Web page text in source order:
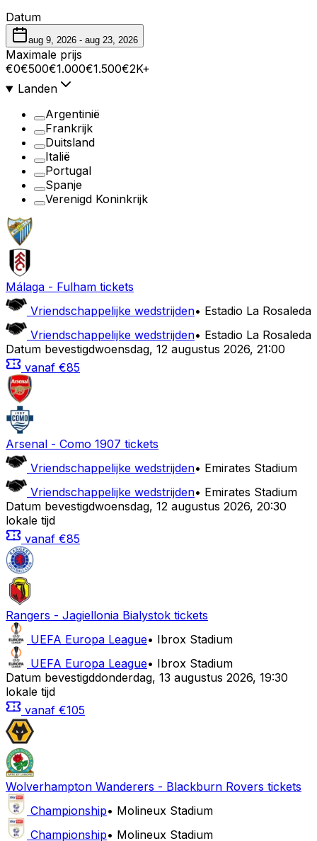
Datum
aug 9, 2026 - aug 23, 2026
Maximale prijs
€0€500€1.000€1.500€2K+
Landen
Argentinië
Frankrijk
Duitsland
Italië
Portugal
Spanje
Verenigd Koninkrijk
Málaga - Fulham tickets
Vriendschappelijke wedstrijden• Estadio La Rosaleda
Vriendschappelijke wedstrijden• Estadio La Rosaleda
Datum bevestigdwoensdag, 12 augustus 2026, 21:00
vanaf €85
Arsenal - Como 1907 tickets
Vriendschappelijke wedstrijden• Emirates Stadium
Vriendschappelijke wedstrijden• Emirates Stadium
Datum bevestigdwoensdag, 12 augustus 2026, 20:30
lokale tijd
vanaf €85
Rangers - Jagiellonia Bialystok tickets
UEFA Europa League• Ibrox Stadium
UEFA Europa League• Ibrox Stadium
Datum bevestigddonderdag, 13 augustus 2026, 19:30
lokale tijd
vanaf €105
Wolverhampton Wanderers - Blackburn Rovers tickets
Championship• Molineux Stadium
Championship• Molineux Stadium